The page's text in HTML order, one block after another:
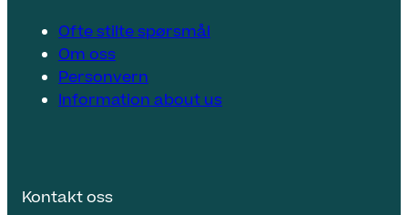
Ofte stilte spørsmål
Om oss
Personvern
Information about us
Kontakt oss